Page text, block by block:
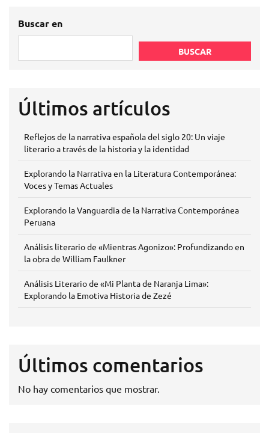
Buscar en
BUSCAR
Últimos artículos
Reflejos de la narrativa española del siglo 20: Un viaje
literario a través de la historia y la identidad
Explorando la Narrativa en la Literatura Contemporánea:
Voces y Temas Actuales
Explorando la Vanguardia de la Narrativa Contemporánea
Peruana
Análisis literario de «Mientras Agonizo»: Profundizando en
la obra de William Faulkner
Análisis Literario de «Mi Planta de Naranja Lima»:
Explorando la Emotiva Historia de Zezé
Últimos comentarios
No hay comentarios que mostrar.